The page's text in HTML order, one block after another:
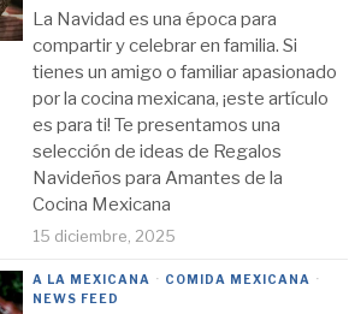
La Navidad es una época para
compartir y celebrar en familia. Si
tienes un amigo o familiar apasionado
por la cocina mexicana, ¡este artículo
es para ti! Te presentamos una
selección de ideas de Regalos
Navideños para Amantes de la
Cocina Mexicana
15 diciembre, 2025
A LA MEXICANA · COMIDA MEXICANA ·
NEWS FEED